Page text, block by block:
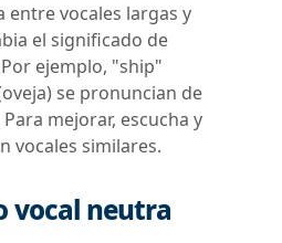
entre vocales largas y
el significado de
ejemplo, "ship"
se pronuncian de
mejorar, escucha y
vocales similares.
vocal neutra